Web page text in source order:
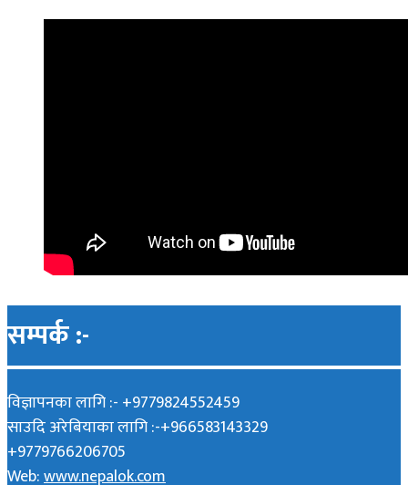
सम्पर्क :-
विज्ञापनका लागि :- +9779824552459
साउदि अरेबियाका लागि :-+966583143329
+9779766206705
Web:www.nepalok.com